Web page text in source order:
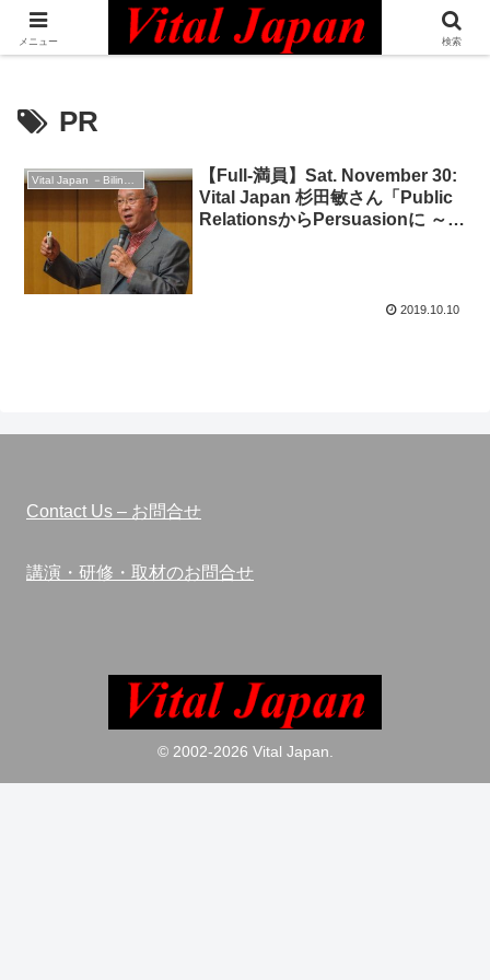
日本最大級の英語コミュニティ・Bilingual Professionals Network
PR
【Full-満員】Sat. November 30:
Vital Japan 杉田敏さん「Public
RelationsからPersuasionに ～
2019.10.10
Contact Us – お問合せ
講演・研修・取材のお問合せ
© 2002-2026 Vital Japan.
メニュー 検索